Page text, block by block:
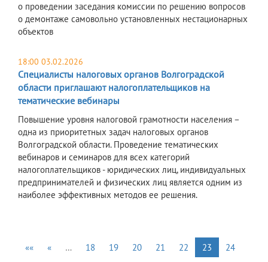
о проведении заседания комиссии по решению вопросов
о демонтаже самовольно установленных нестационарных
объектов
18:00 03.02.2026
Специалисты налоговых органов Волгоградской
области приглашают налогоплательщиков на
тематические вебинары
Повышение уровня налоговой грамотности населения –
одна из приоритетных задач налоговых органов
Волгоградской области. Проведение тематических
вебинаров и семинаров для всех категорий
налогоплательщиков - юридических лиц, индивидуальных
предпринимателей и физических лиц является одним из
наиболее эффективных методов ее решения.
«« « … 18 19 20 21 22 23
24